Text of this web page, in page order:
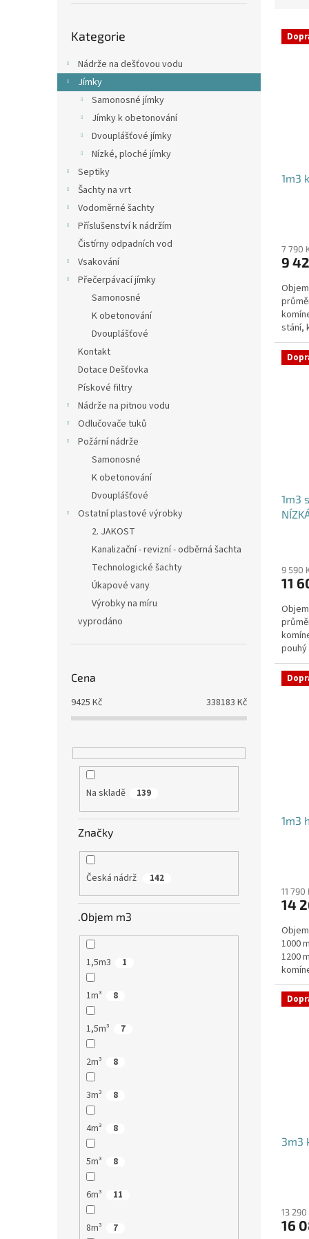
kategorie
Kategorie
Nádrže na dešťovou vodu
Jímky
Samonosné jímky
Jímky k obetonování
Dvouplášťové jímky
Nízké, ploché jímky
Septiky
Šachty na vrt
Vodoměrné šachty
Příslušenství k nádržím
Čistírny odpadních vod
Vsakování
Přečerpávací jímky
Samonosné
K obetonování
Dvouplášťové
Kontakt
Dotace Dešťovka
Pískové filtry
Nádrže na pitnou vodu
Odlučovače tuků
Požární nádrže
Samonosné
K obetonování
Dvouplášťové
Ostatní plastové výrobky
2. JAKOST
Kanalizační - revizní - odběrná šachta
Technologické šachty
Úkapové vany
Výrobky na míru
vyprodáno
Cena
9425 Kč 338183 Kč
Na skladě 139
Značky
Česká nádrž 142
.Objem m3
1,5m3 1
1m³ 8
1,5m³ 7
2m³ 8
3m³ 8
4m³ 8
5m³ 8
6m³ 11
8m³ 7
nV
1m3
7 790
9
stání,
1m3
9 590
11
pouhý
1m3
11 790
14
1000
1200
stání,
3m3
13
16